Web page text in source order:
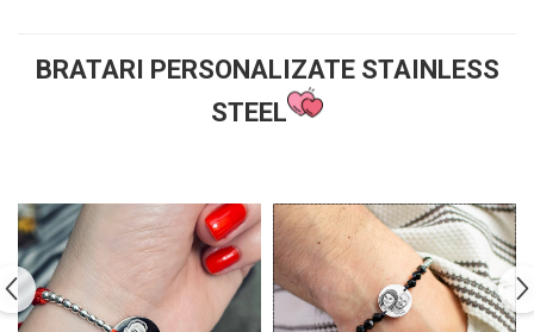
BRATARI PERSONALIZATE STAINLESS
STEEL